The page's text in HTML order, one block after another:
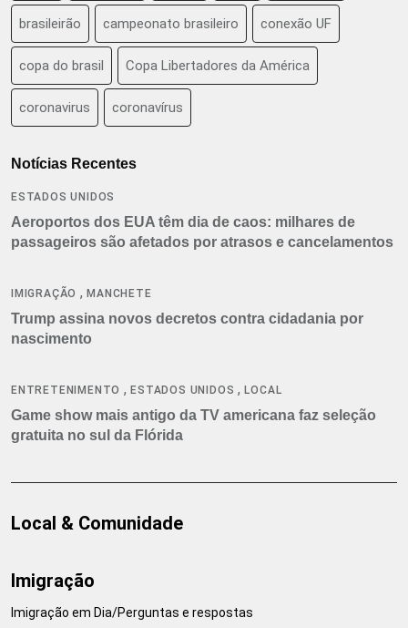
brasileirão campeonato brasileiro conexão UF
copa do brasil Copa Libertadores da América
coronavirus coronavírus
Notícias Recentes
ESTADOS UNIDOS
Aeroportos dos EUA têm dia de caos: milhares de
passageiros são afetados por atrasos e cancelamentos
IMIGRAÇÃO ,MANCHETE
Trump assina novos decretos contra cidadania por
nascimento
ENTRETENIMENTO ,ESTADOS UNIDOS ,LOCAL
Game show mais antigo da TV americana faz seleção
gratuita no sul da Flórida
Local & Comunidade
Imigração
Imigração em Dia/Perguntas e respostas